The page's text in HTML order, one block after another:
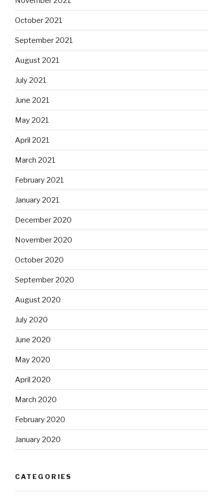
October 2021
September 2021
August 2021
July 2021
June 2021
May 2021
April 2021
March 2021
February 2021
January 2021
December 2020
November 2020
October 2020
September 2020
August 2020
July 2020
June 2020
May 2020
April 2020
March 2020
February 2020
January 2020
CATEGORIES